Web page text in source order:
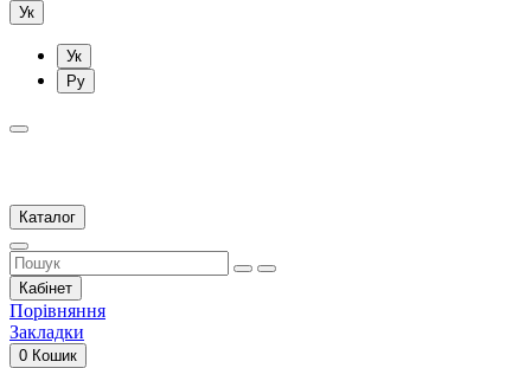
Ук
Ук
Ру
Каталог
Кабінет
Порівняння
Закладки
0 Кошик